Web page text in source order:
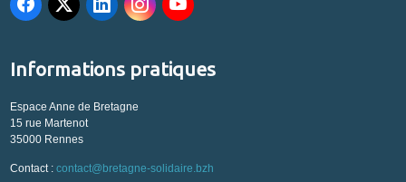
Informations pratiques
Espace Anne de Bretagne
15 rue Martenot
35000 Rennes
Contact : contact@bretagne-solidaire.bzh